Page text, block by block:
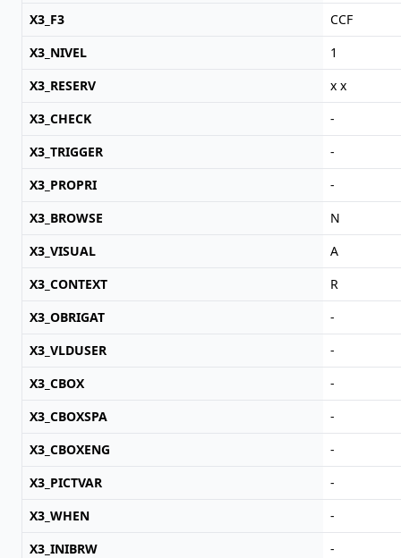
X3_F3
CCF
X3_NIVEL
1
X3_RESERV
x x
X3_CHECK
-
X3_TRIGGER
-
X3_PROPRI
-
X3_BROWSE
N
X3_VISUAL
A
X3_CONTEXT
R
X3_OBRIGAT
-
X3_VLDUSER
-
X3_CBOX
-
X3_CBOXSPA
-
X3_CBOXENG
-
X3_PICTVAR
-
X3_WHEN
-
X3_INIBRW
-